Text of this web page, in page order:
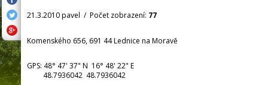
21.3.2010 pavel / Počet zobrazení: 77
Komenského 656, 691 44 Lednice na Moravě
GPS: 48° 47' 37" N 16° 48' 22" E
48.7936042 48.7936042